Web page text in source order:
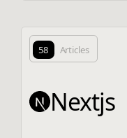
58 Articles
Nextjs